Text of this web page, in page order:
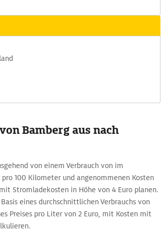
Bamberg aus nach
von einem Verbrauch von im
100 Kilometer und angenommenen Kosten
Stromladekosten in Höhe von 4 Euro planen.
eines durchschnittlichen Verbrauchs von
Preises pro Liter von 2 Euro, mit Kosten mit